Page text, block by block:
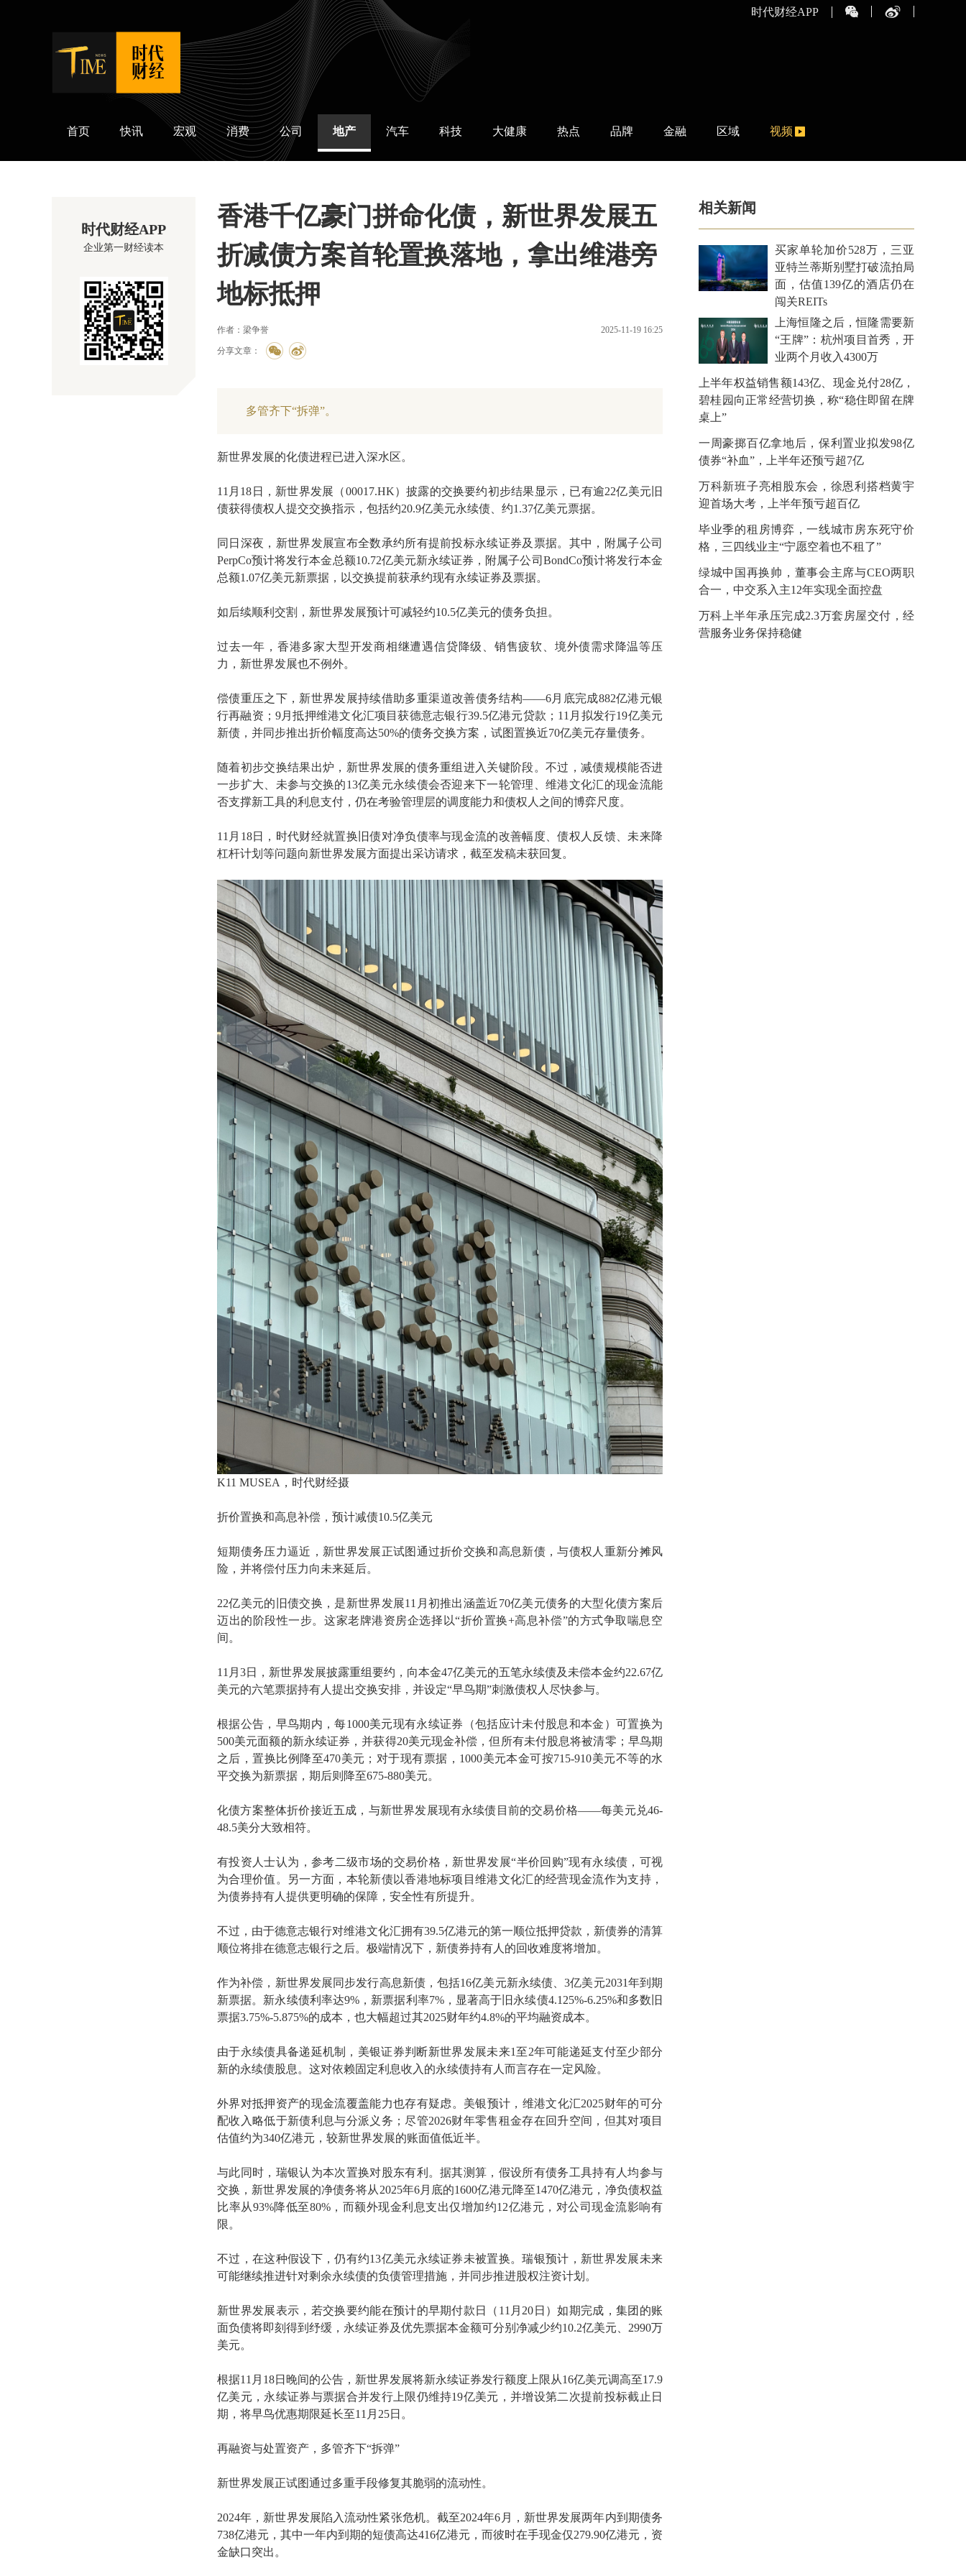
时代财经APP
时代财经
首页 快讯 宏观 消费 公司 地产 汽车 科技 大健康 热点 品牌 金融 区域 视频
时代财经APP
企业第一财经读本
香港千亿豪门拼命化债，新世界发展五
折减债方案首轮置换落地，拿出维港旁
地标抵押
作者：梁争誉 2025-11-19 16:25
分享文章：
多管齐下“拆弹”。
新世界发展的化债进程已进入深水区。
11月18日，新世界发展（00017.HK）披露的交换要约初步结果显示，已有逾22亿美元旧
债获得债权人提交交换指示，包括约20.9亿美元永续债、约1.37亿美元票据。
同日深夜，新世界发展宣布全数承约所有提前投标永续证券及票据。其中，附属子公司
PerpCo预计将发行本金总额10.72亿美元新永续证券，附属子公司BondCo预计将发行本金
总额1.07亿美元新票据，以交换提前获承约现有永续证券及票据。
如后续顺利交割，新世界发展预计可减轻约10.5亿美元的债务负担。
过去一年，香港多家大型开发商相继遭遇信贷降级、销售疲软、境外债需求降温等压
力，新世界发展也不例外。
偿债重压之下，新世界发展持续借助多重渠道改善债务结构——6月底完成882亿港元银
行再融资；9月抵押维港文化汇项目获德意志银行39.5亿港元贷款；11月拟发行19亿美元
新债，并同步推出折价幅度高达50%的债务交换方案，试图置换近70亿美元存量债务。
随着初步交换结果出炉，新世界发展的债务重组进入关键阶段。不过，减债规模能否进
一步扩大、未参与交换的13亿美元永续债会否迎来下一轮管理、维港文化汇的现金流能
否支撑新工具的利息支付，仍在考验管理层的调度能力和债权人之间的博弈尺度。
11月18日，时代财经就置换旧债对净负债率与现金流的改善幅度、债权人反馈、未来降
杠杆计划等问题向新世界发展方面提出采访请求，截至发稿未获回复。
K11 MUSEA，时代财经摄
折价置换和高息补偿，预计减债10.5亿美元
短期债务压力逼近，新世界发展正试图通过折价交换和高息新债，与债权人重新分摊风
险，并将偿付压力向未来延后。
22亿美元的旧债交换，是新世界发展11月初推出涵盖近70亿美元债务的大型化债方案后
迈出的阶段性一步。这家老牌港资房企选择以“折价置换+高息补偿”的方式争取喘息空
间。
11月3日，新世界发展披露重组要约，向本金47亿美元的五笔永续债及未偿本金约22.67亿
美元的六笔票据持有人提出交换安排，并设定“早鸟期”刺激债权人尽快参与。
根据公告，早鸟期内，每1000美元现有永续证券（包括应计未付股息和本金）可置换为
500美元面额的新永续证券，并获得20美元现金补偿，但所有未付股息将被清零；早鸟期
之后，置换比例降至470美元；对于现有票据，1000美元本金可按715-910美元不等的水
平交换为新票据，期后则降至675-880美元。
化债方案整体折价接近五成，与新世界发展现有永续债目前的交易价格——每美元兑46-
48.5美分大致相符。
有投资人士认为，参考二级市场的交易价格，新世界发展“半价回购”现有永续债，可视
为合理价值。另一方面，本轮新债以香港地标项目维港文化汇的经营现金流作为支持，
为债券持有人提供更明确的保障，安全性有所提升。
不过，由于德意志银行对维港文化汇拥有39.5亿港元的第一顺位抵押贷款，新债券的清算
顺位将排在德意志银行之后。极端情况下，新债券持有人的回收难度将增加。
作为补偿，新世界发展同步发行高息新债，包括16亿美元新永续债、3亿美元2031年到期
新票据。新永续债利率达9%，新票据利率7%，显著高于旧永续债4.125%-6.25%和多数旧
票据3.75%-5.875%的成本，也大幅超过其2025财年约4.8%的平均融资成本。
由于永续债具备递延机制，美银证券判断新世界发展未来1至2年可能递延支付至少部分
新的永续债股息。这对依赖固定利息收入的永续债持有人而言存在一定风险。
外界对抵押资产的现金流覆盖能力也存有疑虑。美银预计，维港文化汇2025财年的可分
配收入略低于新债利息与分派义务；尽管2026财年零售租金存在回升空间，但其对项目
估值约为340亿港元，较新世界发展的账面值低近半。
与此同时，瑞银认为本次置换对股东有利。据其测算，假设所有债务工具持有人均参与
交换，新世界发展的净债务将从2025年6月底的1600亿港元降至1470亿港元，净负债权益
比率从93%降低至80%，而额外现金利息支出仅增加约12亿港元，对公司现金流影响有
限。
不过，在这种假设下，仍有约13亿美元永续证券未被置换。瑞银预计，新世界发展未来
可能继续推进针对剩余永续债的负债管理措施，并同步推进股权注资计划。
新世界发展表示，若交换要约能在预计的早期付款日（11月20日）如期完成，集团的账
面负债将即刻得到纾缓，永续证券及优先票据本金额可分别净减少约10.2亿美元、2990万
美元。
根据11月18日晚间的公告，新世界发展将新永续证券发行额度上限从16亿美元调高至17.9
亿美元，永续证券与票据合并发行上限仍维持19亿美元，并增设第二次提前投标截止日
期，将早鸟优惠期限延长至11月25日。
再融资与处置资产，多管齐下“拆弹”
新世界发展正试图通过多重手段修复其脆弱的流动性。
2024年，新世界发展陷入流动性紧张危机。截至2024年6月，新世界发展两年内到期债务
738亿港元，其中一年内到期的短债高达416亿港元，而彼时在手现金仅279.90亿港元，资
金缺口突出。
相关新闻
买家单轮加价528万，三亚
亚特兰蒂斯别墅打破流拍局
面，估值139亿的酒店仍在
闯关REITs
上海恒隆之后，恒隆需要新
“王牌”：杭州项目首秀，开
业两个月收入4300万
上半年权益销售额143亿、现金兑付28亿，
碧桂园向正常经营切换，称“稳住即留在牌
桌上”
一周豪掷百亿拿地后，保利置业拟发98亿
债券“补血”，上半年还预亏超7亿
万科新班子亮相股东会，徐恩利搭档黄宇
迎首场大考，上半年预亏超百亿
毕业季的租房博弈，一线城市房东死守价
格，三四线业主“宁愿空着也不租了”
绿城中国再换帅，董事会主席与CEO两职
合一，中交系入主12年实现全面控盘
万科上半年承压完成2.3万套房屋交付，经
营服务业务保持稳健